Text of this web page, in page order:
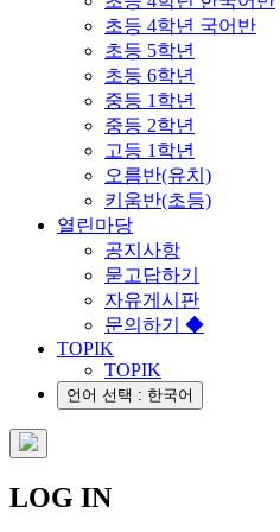
초등 4학년 국어반
초등 5학년
초등 6학년
중등 1학년
중등 2학년
고등 1학년
오름반(유치)
키움반(초등)
열린마당
공지사항
묻고답하기
자유게시판
문의하기 ◆
TOPIK
TOPIK
언어 선택 : 한국어
LOG IN